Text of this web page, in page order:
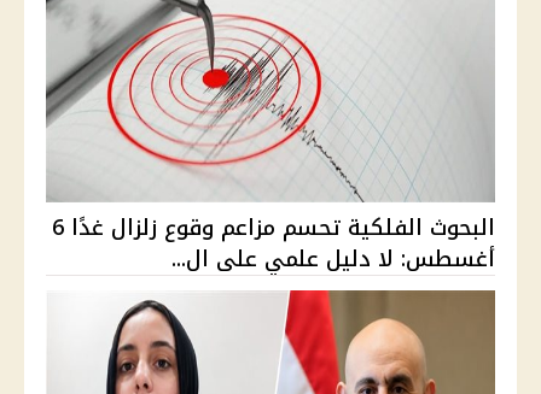
البحوث الفلكية تحسم مزاعم وقوع زلزال غدًا 6
أغسطس: لا دليل علمي على ال...